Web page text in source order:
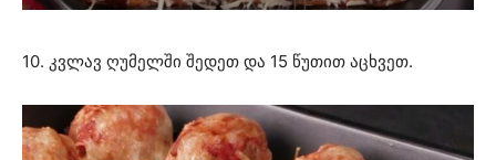
10. კვლავ ღუმელში შედეთ და 15 წუთით აცხვეთ.